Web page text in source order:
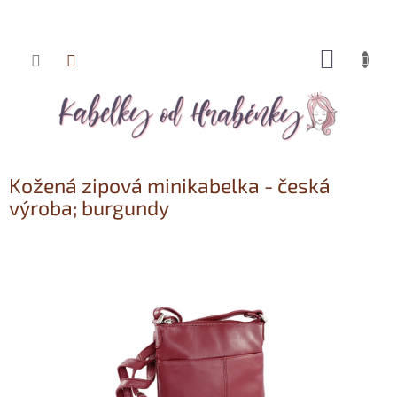
Přejít
Kožená zipová minikabelka - česká
výroba; burgundy